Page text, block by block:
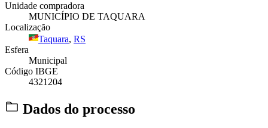
Unidade compradora
MUNICÍPIO DE TAQUARA
Localização
Taquara, RS
Esfera
Municipal
Código IBGE
4321204
Dados do processo